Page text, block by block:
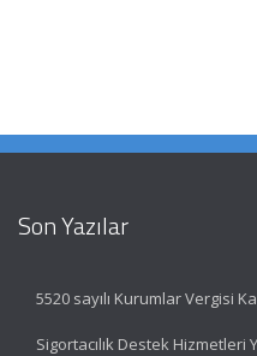
Son Yazılar
5520 sayılı Kurumlar Vergisi
Sigortacılık Destek Hizmetleri